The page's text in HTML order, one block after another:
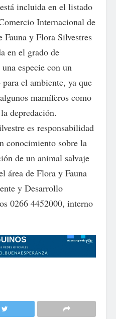
incluida en el listado
Internacional de
Fauna y Flora Silvestres
en el grado de
una especie con un
el ambiente, ya que
mamíferos como
depredación.
es responsabilidad
conocimiento sobre la
de un animal salvaje
área de Flora y Fauna
y Desarrollo
0266 4452000, interno